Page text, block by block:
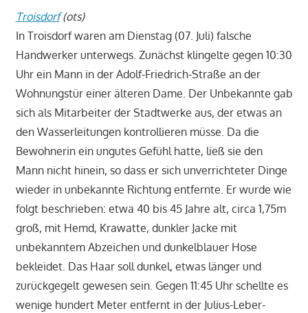
Troisdorf(ots)
In Troisdorf waren am Dienstag (07. Juli) falsche
Handwerker unterwegs. Zunächst klingelte gegen 10:30
Uhr ein Mann in der Adolf-Friedrich-Straße an der
Wohnungstür einer älteren Dame. Der Unbekannte gab
sich als Mitarbeiter der Stadtwerke aus, der etwas an
den Wasserleitungen kontrollieren müsse. Da die
Bewohnerin ein ungutes Gefühl hatte, ließ sie den
Mann nicht hinein, so dass er sich unverrichteter Dinge
wieder in unbekannte Richtung entfernte. Er wurde wie
folgt beschrieben: etwa 40 bis 45 Jahre alt, circa 1,75m
groß, mit Hemd, Krawatte, dunkler Jacke mit
unbekanntem Abzeichen und dunkelblauer Hose
bekleidet. Das Haar soll dunkel, etwas länger und
zurückgegelt gewesen sein. Gegen 11:45 Uhr schellte es
wenige hundert Meter entfernt in der Julius-Leber-